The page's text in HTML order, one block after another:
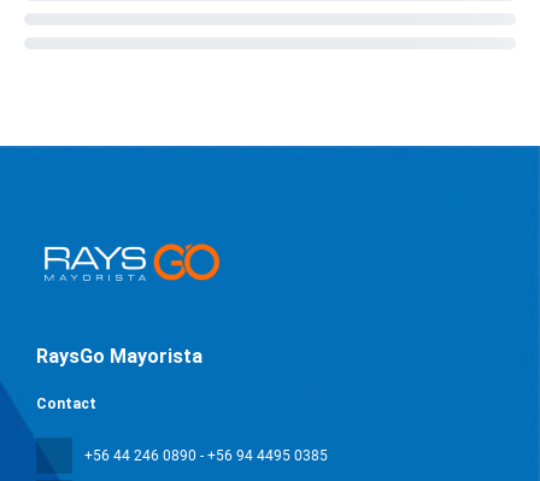
RaysGo Mayorista
Contact
+56 44 246 0890 - +56 94 4495 0385